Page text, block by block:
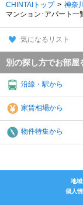
CHINTAIトップ 神奈
マンション･アパート一
気になるリスト
別の探し方でお部屋
沿線・駅から
家賃相場から
物件特集から
地
個人